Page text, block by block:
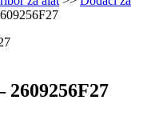
2609256F27